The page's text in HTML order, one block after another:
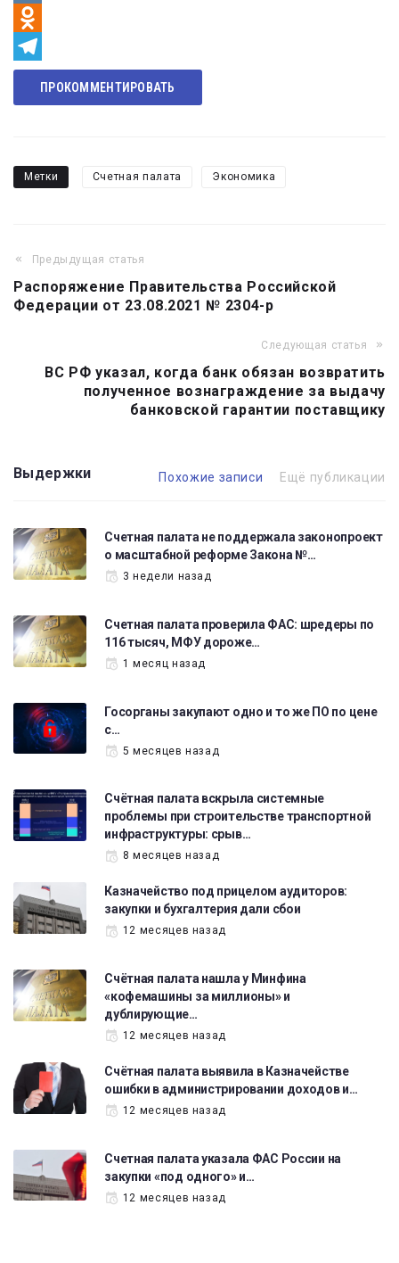
VK
Odnoklassniki
Telegram
ПРОКОММЕНТИРОВАТЬ
Метки Счетная палата Экономика
Навигация
по
записям
Предыдущая статья
Распоряжение Правительства Российской
Федерации от 23.08.2021 № 2304-р
Следующая статья
ВС РФ указал, когда банк обязан возвратить
полученное вознаграждение за выдачу
банковской гарантии поставщику
Выдержки Похожие записи Ещё публикации
Счетная палата не поддержала законопроект
о масштабной реформе Закона №…
3 недели назад
Счетная палата проверила ФАС: шредеры по
116 тысяч, МФУ дороже…
1 месяц назад
Госорганы закупают одно и то же ПО по цене
с…
5 месяцев назад
Счётная палата вскрыла системные
проблемы при строительстве транспортной
инфраструктуры: срыв…
8 месяцев назад
Казначейство под прицелом аудиторов:
закупки и бухгалтерия дали сбои
12 месяцев назад
Счётная палата нашла у Минфина
«кофемашины за миллионы» и
дублирующие…
12 месяцев назад
Счётная палата выявила в Казначействе
ошибки в администрировании доходов и…
12 месяцев назад
Счетная палата указала ФАС России на
закупки «под одного» и…
12 месяцев назад